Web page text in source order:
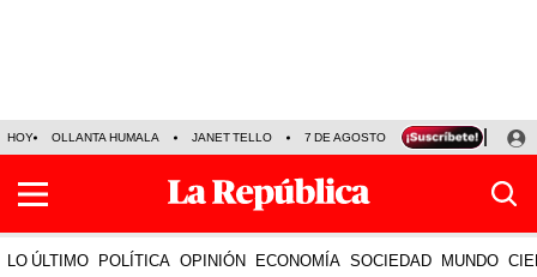
HOY OLLANTA HUMALA JANET TELLO 7 DE AGOSTO TINKA RESULTADOS
LO ÚLTIMO POLÍTICA OPINIÓN ECONOMÍA SOCIEDAD MUNDO